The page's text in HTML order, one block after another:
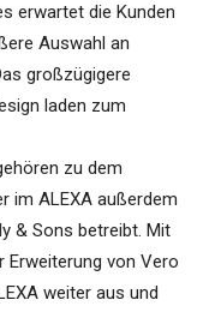
erwartet die Kunden
Auswahl an
großzügigere
laden zum
zu dem
im ALEXA außerdem
& Sons betreibt. Mit
Erweiterung von Vero
weiter aus und